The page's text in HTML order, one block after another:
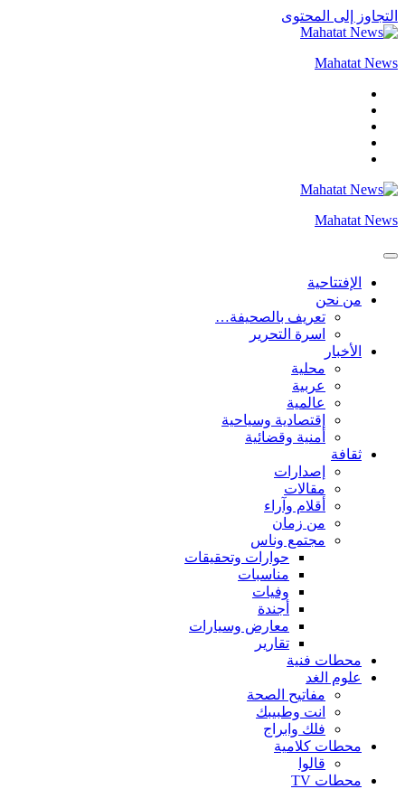
التجاوز إلى المحتوى
Mahatat News
Mahatat News
الإفتتاحية
من نحن
تعريف بالصحيفة…
اسرة التحرير
الأخبار
محلية
عربية
عالمية
إقتصادية وسياحية
أمنية وقضائية
ثقافة
إصدارات
مقالات
أقلام وآراء
من زمان
مجتمع وناس
حوارات وتحقيقات
مناسبات
وفيات
أجندة
معارض وسيارات
تقارير
محطات فنية
علوم الغد
مفاتيح الصحة
انت وطبيبك
فلك وابراج
محطات كلامية
قالوا
محطات TV